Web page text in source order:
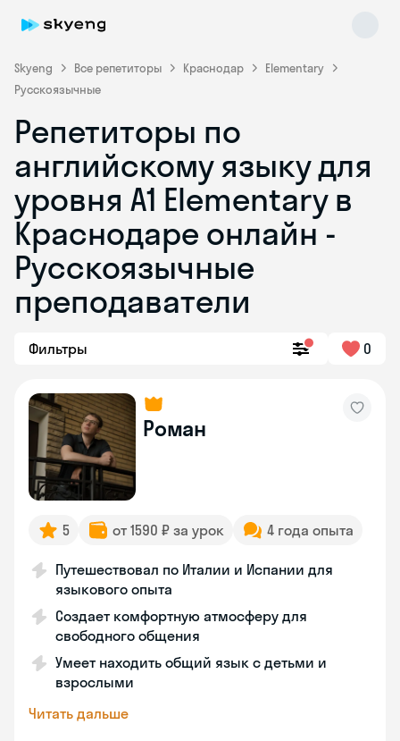
Skyeng Все репетиторы Краснодар
Elementary
Русскоязычные
Репетиторы по
английскому языку для
уровня A1 Elementary в
Краснодаре онлайн -
Русскоязычные
преподаватели
Фильтры 0
Роман
5 от 1590 ₽ за урок 4 года опыта
Путешествовал по Италии и Испании для
языкового опыта
Создает комфортную атмосферу для
свободного общения
Умеет находить общий язык с детьми и
взрослыми
Читать дальше
Skyeng Chat